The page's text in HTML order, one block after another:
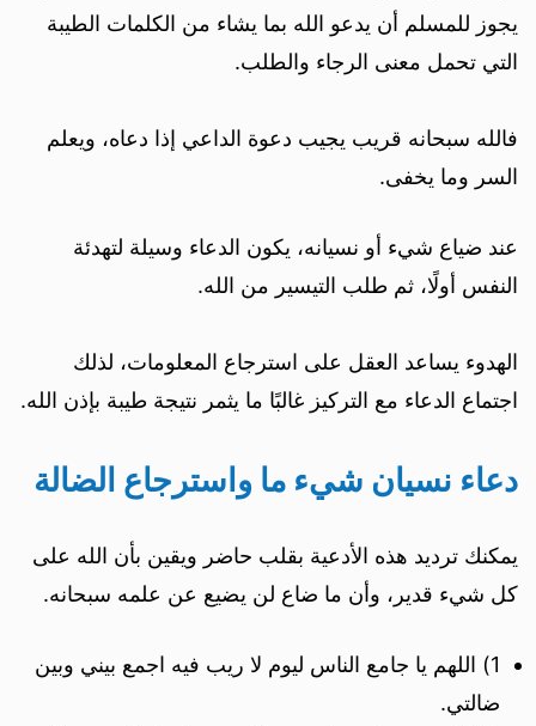
يجوز للمسلم أن يدعو الله بما يشاء من الكلمات الطيبة
التي تحمل معنى الرجاء والطلب.
فالله سبحانه قريب يجيب دعوة الداعي إذا دعاه، ويعلم
السر وما يخفى.
عند ضياع شيء أو نسيانه، يكون الدعاء وسيلة لتهدئة
النفس أولًا، ثم طلب التيسير من الله.
الهدوء يساعد العقل على استرجاع المعلومات، لذلك
اجتماع الدعاء مع التركيز غالبًا ما يثمر نتيجة طيبة بإذن الله.
دعاء نسيان شيء ما واسترجاع الضالة
يمكنك ترديد هذه الأدعية بقلب حاضر ويقين بأن الله على
كل شيء قدير، وأن ما ضاع لن يضيع عن علمه سبحانه.
1) اللهم يا جامع الناس ليوم لا ريب فيه اجمع بيني وبين
ضالتي.